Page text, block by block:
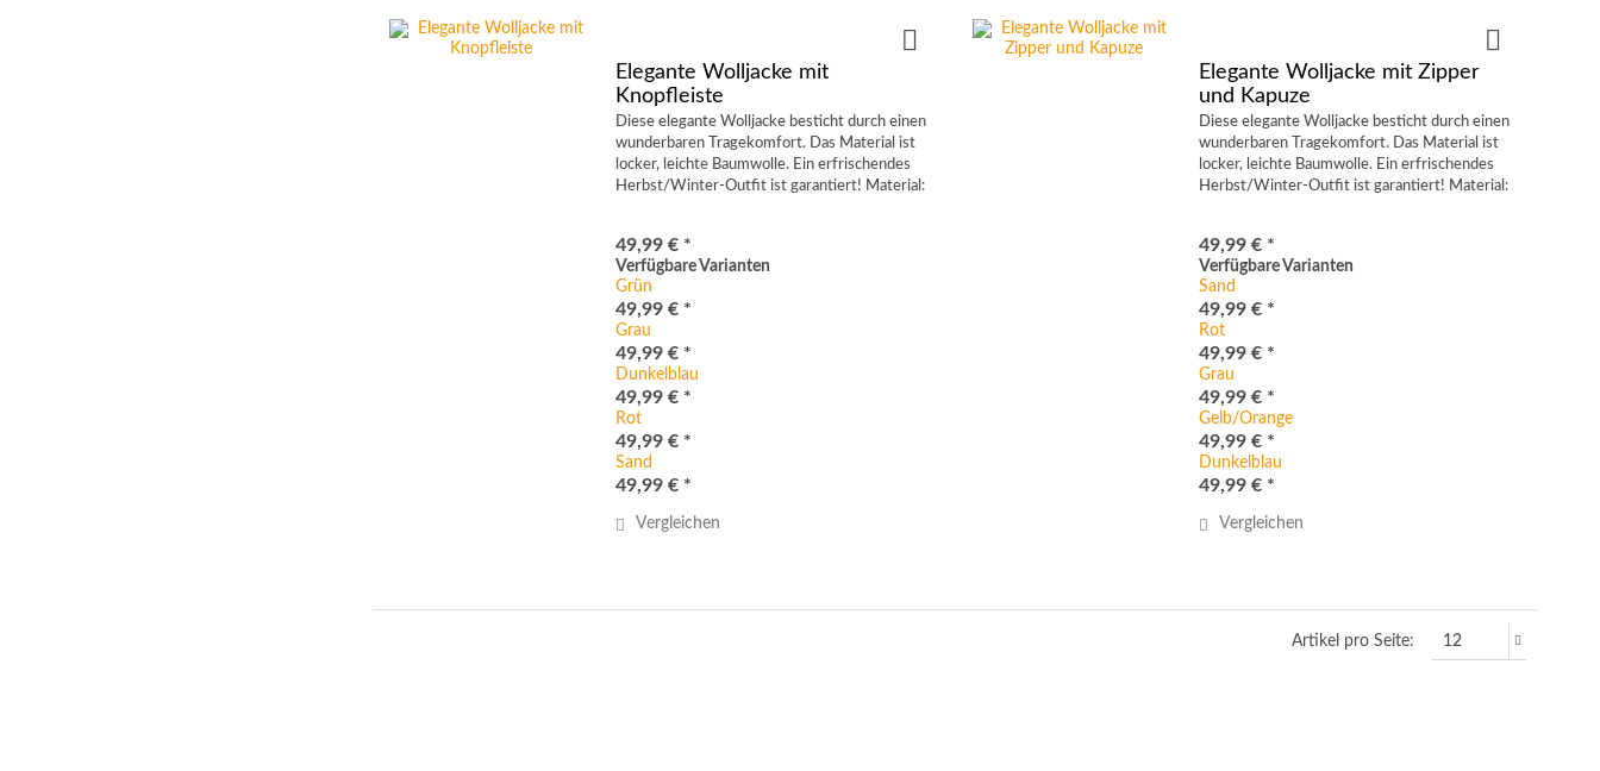
Elegante Wolljacke mit
Knopfleiste
Diese elegante Wolljacke besticht durch einen
wunderbaren Tragekomfort. Das Material ist
locker, leichte Baumwolle. Ein erfrischendes
Herbst/Winter-Outfit ist garantiert! Material:
49,99 € *
Verfügbare Varianten
Grün
49,99 € *
Grau
49,99 € *
Dunkelblau
49,99 € *
Rot
49,99 € *
Sand
49,99 € *
Vergleichen
Elegante Wolljacke mit Zipper
und Kapuze
Diese elegante Wolljacke besticht durch einen
wunderbaren Tragekomfort. Das Material ist
locker, leichte Baumwolle. Ein erfrischendes
Herbst/Winter-Outfit ist garantiert! Material:
49,99 € *
Verfügbare Varianten
Sand
49,99 € *
Rot
49,99 € *
Grau
49,99 € *
Gelb/Orange
49,99 € *
Dunkelblau
49,99 € *
Vergleichen
Artikel pro Seite: